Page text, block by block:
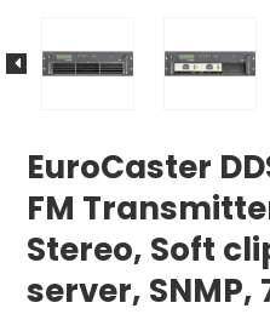
EuroCaster
FM
Stereo, Soft
server, SNMP,